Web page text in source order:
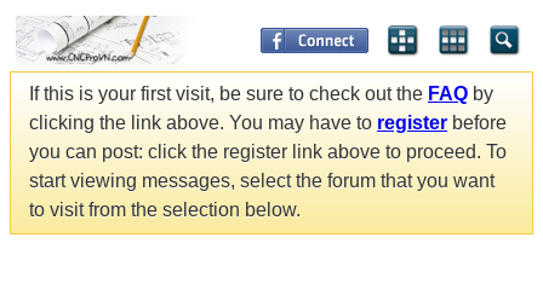
If this is your first visit, be sure to check out the FAQ by
clicking the link above. You may have to register before
you can post: click the register link above to proceed. To
start viewing messages, select the forum that you want
to visit from the selection below.